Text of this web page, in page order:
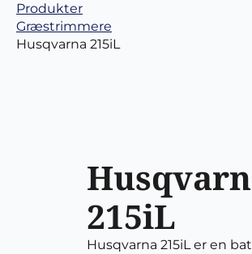
Produkter
Græstrimmere
Husqvarna 215iL
215iL
Husqvarna 215iL er en